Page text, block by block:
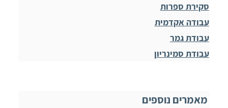
סקירת ספרות
עבודה אקדמית
עבודת גמר
עבודת סמינריון
מאמרים נוספים